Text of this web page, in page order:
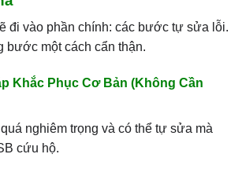
đi vào phần chính: các bước tự sửa lỗi.
bước một cách cẩn thận.
Khắc Phục Cơ Bản (Không Cần
nghiêm trọng và có thể tự sửa mà
cứu hộ.